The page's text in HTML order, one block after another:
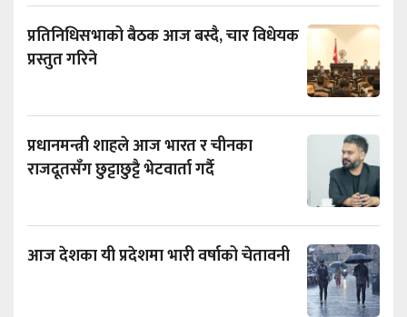
प्रतिनिधिसभाको बैठक आज बस्दै, चार विधेयक
प्रस्तुत गरिने
प्रधानमन्त्री शाहले आज भारत र चीनका
राजदूतसँग छुट्टाछुट्टै भेटवार्ता गर्दै
आज देशका यी प्रदेशमा भारी वर्षाको चेतावनी